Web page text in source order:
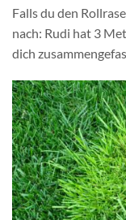
Falls du den
nach: Rudi hat 3
dich